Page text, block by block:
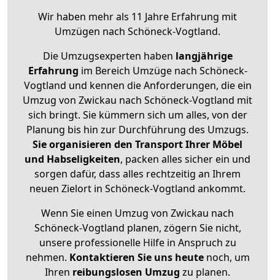
Wir haben mehr als 11 Jahre Erfahrung mit
Umzügen nach Schöneck-Vogtland.
Die Umzugsexperten haben langjährige
Erfahrung im Bereich Umzüge nach Schöneck-
Vogtland und kennen die Anforderungen, die ein
Umzug von Zwickau nach Schöneck-Vogtland mit
sich bringt. Sie kümmern sich um alles, von der
Planung bis hin zur Durchführung des Umzugs.
Sie organisieren den Transport Ihrer Möbel
und Habseligkeiten, packen alles sicher ein und
sorgen dafür, dass alles rechtzeitig an Ihrem
neuen Zielort in Schöneck-Vogtland ankommt.
Wenn Sie einen Umzug von Zwickau nach
Schöneck-Vogtland planen, zögern Sie nicht,
unsere professionelle Hilfe in Anspruch zu
nehmen. Kontaktieren Sie uns heutenoch, um
Ihren reibungslosen Umzug zu planen.